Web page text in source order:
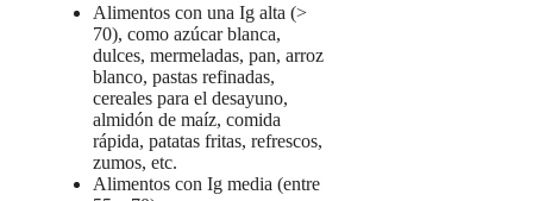
Alimentos con una Ig alta (>
70), como azúcar blanca,
dulces, mermeladas, pan, arroz
blanco, pastas refinadas,
cereales para el desayuno,
almidón de maíz, comida
rápida, patatas fritas, refrescos,
zumos, etc.
Alimentos con Ig media (entre